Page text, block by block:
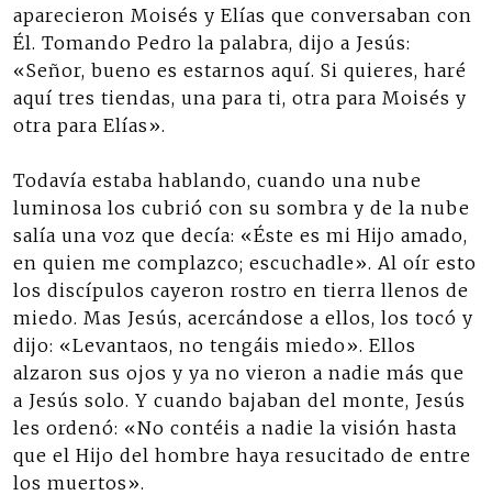
aparecieron Moisés y Elías que conversaban con
Él. Tomando Pedro la palabra, dijo a Jesús:
«Señor, bueno es estarnos aquí. Si quieres, haré
aquí tres tiendas, una para ti, otra para Moisés y
otra para Elías».
Todavía estaba hablando, cuando una nube
luminosa los cubrió con su sombra y de la nube
salía una voz que decía: «Éste es mi Hijo amado,
en quien me complazco; escuchadle». Al oír esto
los discípulos cayeron rostro en tierra llenos de
miedo. Mas Jesús, acercándose a ellos, los tocó y
dijo: «Levantaos, no tengáis miedo». Ellos
alzaron sus ojos y ya no vieron a nadie más que
a Jesús solo. Y cuando bajaban del monte, Jesús
les ordenó: «No contéis a nadie la visión hasta
que el Hijo del hombre haya resucitado de entre
los muertos».